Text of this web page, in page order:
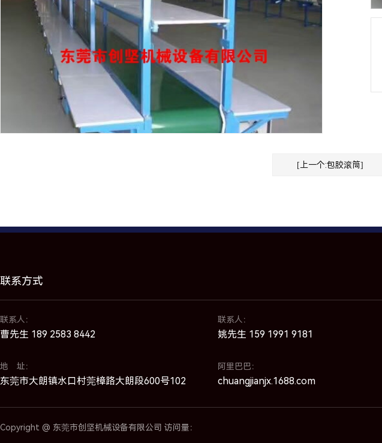
[上一个:包胶滚筒]
联系方式
联系人：
曹先生 189 2583 8442
联系人：
姚先生 159 1991 9181
地 址：
东莞市大朗镇水口村莞樟路大朗段600号102
阿里巴巴：
chuangjianjx.1688.com
Copyright @ 东莞市创坚机械设备有限公司 访问量：